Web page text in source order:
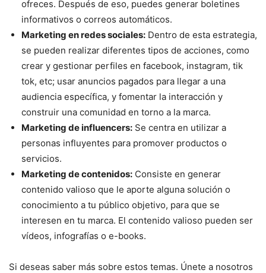
ofreces. Después de eso, puedes generar boletines
informativos o correos automáticos.
Marketing en redes sociales: Dentro de esta estrategia,
se pueden realizar diferentes tipos de acciones, como
crear y gestionar perfiles en facebook, instagram, tik
tok, etc; usar anuncios pagados para llegar a una
audiencia específica, y fomentar la interacción y
construir una comunidad en torno a la marca.
Marketing de influencers: Se centra en utilizar a
personas influyentes para promover productos o
servicios.
Marketing de contenidos: Consiste en generar
contenido valioso que le aporte alguna solución o
conocimiento a tu público objetivo, para que se
interesen en tu marca. El contenido valioso pueden ser
vídeos, infografías o e-books.
Si deseas saber más sobre estos temas. Únete a nosotros